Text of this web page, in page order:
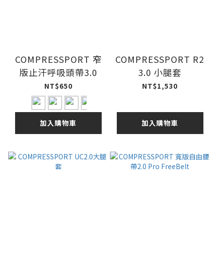
COMPRESSPORT 窄
版止汗呼吸頭帶3.0
NT$650
加入購物車
COMPRESSPORT R2
3.0 小腿套
NT$1,530
加入購物車